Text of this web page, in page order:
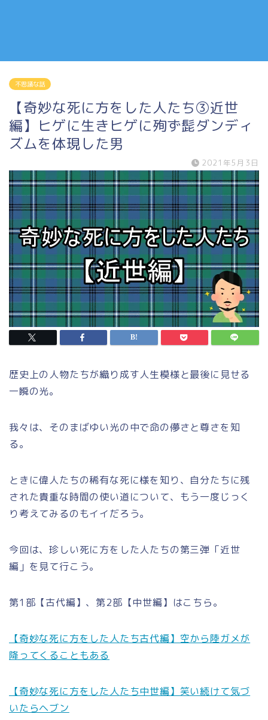
不思議な話
【奇妙な死に方をした人たち③近世
編】ヒゲに生きヒゲに殉ず髭ダンディ
ズムを体現した男
2021年5月3日
歴史上の人物たちが織り成す人生模様と最後に見せる
一瞬の光。
我々は、そのまばゆい光の中で命の儚さと尊さを知
る。
ときに偉人たちの稀有な死に様を知り、自分たちに残
された貴重な時間の使い道について、もう一度じっく
り考えてみるのもイイだろう。
今回は、珍しい死に方をした人たちの第三弾「近世
編」を見て行こう。
第1部【古代編】、第2部【中世編】はこちら。
【奇妙な死に方をした人たち古代編】空から陸ガメが
降ってくることもある
【奇妙な死に方をした人たち中世編】笑い続けて気づ
いたらヘブン